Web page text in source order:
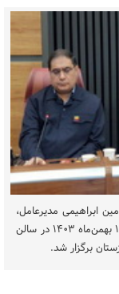
ابراهیمی مدیرعامل،
قائم‌مقامان، معاونان و مدیران گروه فولاد خوزستان، ۱۶ بهمن‌ماه ۱۴۰۳ در سالن
برگزار شد.